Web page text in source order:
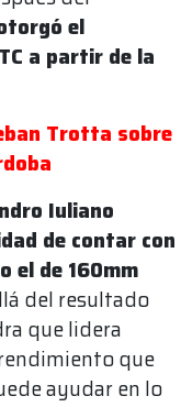
el
a partir de la
Trotta sobre
Iuliano
de contar con
el de 160mm
del resultado
que lidera
que
ayudar en lo